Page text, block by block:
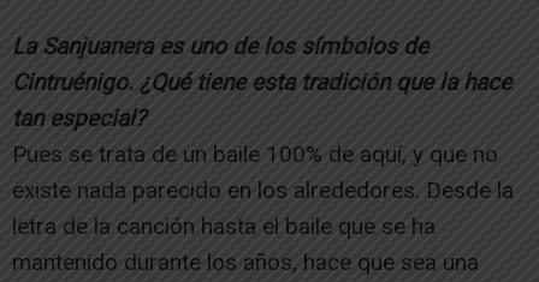
La Sanjuanera es uno de los símbolos de
Cintruénigo. ¿Qué tiene esta tradición que la hace
tan especial?
Pues se trata de un baile 100% de aquí, y que no
existe nada parecido en los alrededores. Desde la
letra de la canción hasta el baile que se ha
mantenido durante los años, hace que sea una